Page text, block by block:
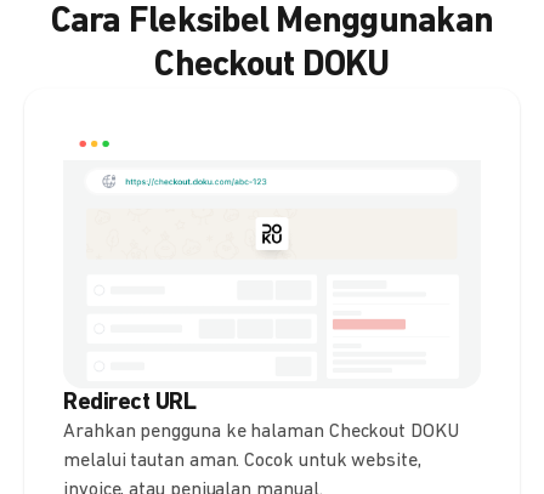
Cara Fleksibel Menggunakan
Checkout DOKU
Redirect URL
Arahkan pengguna ke halaman Checkout DOKU
melalui tautan aman. Cocok untuk website,